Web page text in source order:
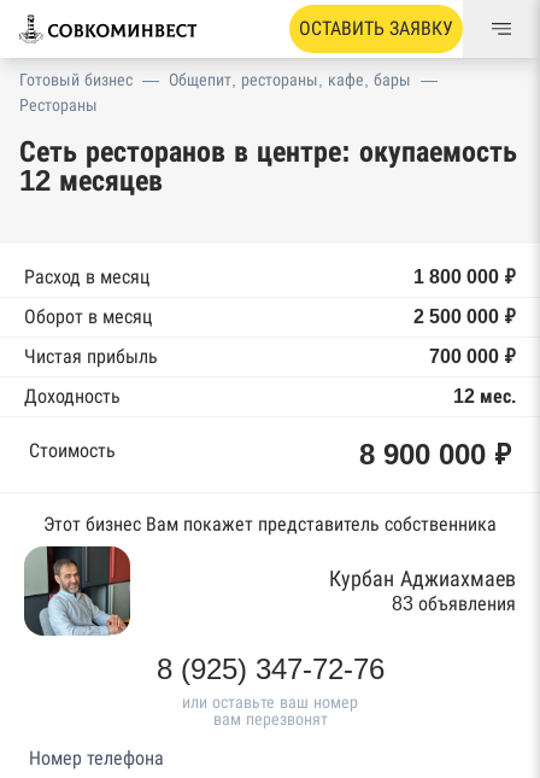
ОСТАВИТЬ ЗАЯВКУ
Готовый бизнес — Общепит, рестораны, кафе, бары —
Рестораны
Сеть ресторанов в центре: окупаемость
12 месяцев
Расход в месяц
1 800 000 ₽
Оборот в месяц
2 500 000 ₽
Чистая прибыль
700 000 ₽
Доходность
12 мес.
Стоимость 8 900 000 ₽
Этот бизнес Вам покажет представитель собственника
Курбан Аджиахмаев
83 объявления
8 (925) 347-72-76
или оставьте ваш номер
вам перезвонят
Номер телефона